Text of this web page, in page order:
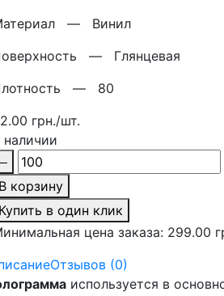
— Винил
— Глянцевая
— 80
грн./шт.
наличии
корзину
в один клик
цена заказа: 299.00
Отзывов (0)
используется в